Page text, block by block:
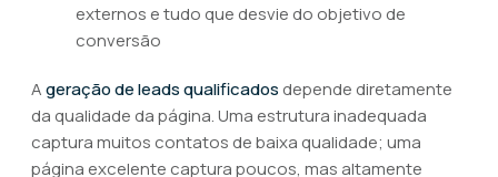
externos e tudo que desvie do objetivo de
conversão
Ageração de leads qualificados depende diretamente
da qualidade da página. Uma estrutura inadequada
captura muitos contatos de baixa qualidade; uma
página excelente captura poucos, mas altamente